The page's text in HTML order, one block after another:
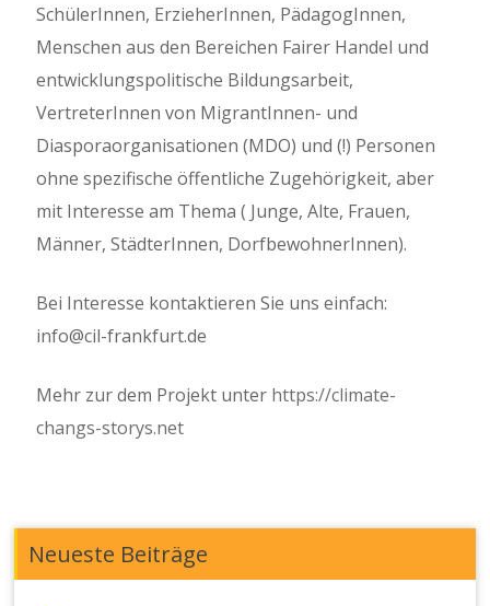
SchülerInnen, ErzieherInnen, PädagogInnen,
Menschen aus den Bereichen Fairer Handel und
entwicklungspolitische Bildungsarbeit,
VertreterInnen von MigrantInnen- und
Diasporaorganisationen (MDO) und (!) Personen
ohne spezifische öffentliche Zugehörigkeit, aber
mit Interesse am Thema ( Junge, Alte, Frauen,
Männer, StädterInnen, DorfbewohnerInnen).
Bei Interesse kontaktieren Sie uns einfach:
info@cil-frankfurt.de
Mehr zur dem Projekt unter https://climate-
changs-storys.net
Neueste Beiträge